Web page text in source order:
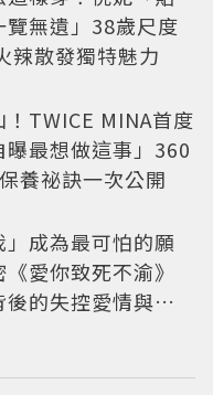
無遺」38歲尺度
辣散發獨特魅力
TWICE MINA首度
曝最想做這事」360
養祕訣一次公開
成為最可怕的願
愛你致死不渝》
後的失控愛情與爆